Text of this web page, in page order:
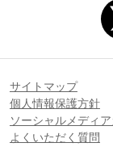
サイトマップ
個人情報保護方針
ソーシャルメディ
よくいただく質問